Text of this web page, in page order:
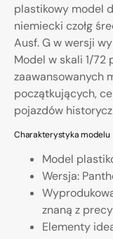
plastikowy model
niemiecki czołg
Ausf. G w wersji
Model w skali 1/72
zaawansowanych
początkujących,
pojazdów
Charakterystyka modelu
Model
Wersja:
znaną z
Elementy